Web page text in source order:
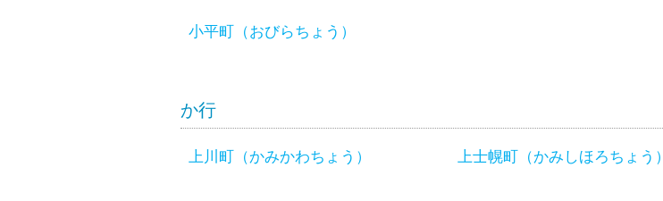
小平町（おびらちょう）
か行
上川町（かみかわちょう） 上士幌町（かみしほろちょう）